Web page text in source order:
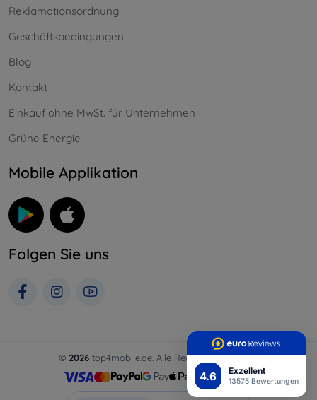
4.6 Exzellent
13575 Bewertungen
Reklamationsordnung
Geschäftsbedingungen
Blog
Kontakt
Einkauf ohne MwSt. für Unternehmen
Grüne Energie
Mobile Applikation
Folgen Sie uns
© 2026 top4mobile.de. Alle Rechte vorbehalten.